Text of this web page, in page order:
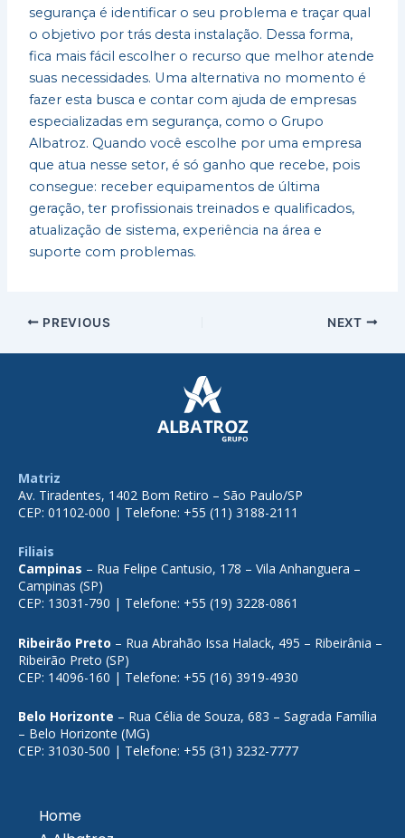
segurança é identificar o seu problema e traçar qual
o objetivo por trás desta instalação. Dessa forma,
fica mais fácil escolher o recurso que melhor atende
suas necessidades. Uma alternativa no momento é
fazer esta busca e contar com ajuda de empresas
especializadas em segurança, como o Grupo
Albatroz. Quando você escolhe por uma empresa
que atua nesse setor, é só ganho que recebe, pois
consegue: receber equipamentos de última
geração, ter profissionais treinados e qualificados,
atualização de sistema, experiência na área e
suporte com problemas.
PREVIOUS NEXT
Home
Matriz
Av. Tiradentes, 1402 Bom Retiro – São Paulo/SP
CEP: 01102-000 | Telefone: +55 (11) 3188-2111
Filiais
Campinas – Rua Felipe Cantusio, 178 – Vila Anhanguera –
Campinas (SP)
CEP: 13031-790 | Telefone: +55 (19) 3228-0861
Ribeirão Preto – Rua Abrahão Issa Halack, 495 – Ribeirânia –
Ribeirão Preto (SP)
CEP: 14096-160 | Telefone: +55 (16) 3919-4930
Belo Horizonte – Rua Célia de Souza, 683 – Sagrada Família
– Belo Horizonte (MG)
CEP: 31030-500 | Telefone: +55 (31) 3232-7777